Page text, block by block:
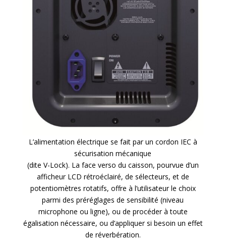
L’alimentation électrique se fait par un cordon IEC à
sécurisation mécanique
(dite V-Lock). La face verso du caisson, pourvue d’un
afficheur LCD rétroéclairé, de sélecteurs, et de
potentiomètres rotatifs, offre à l’utilisateur le choix
parmi des préréglages de sensibilité (niveau
microphone ou ligne), ou de procéder à toute
égalisation nécessaire, ou d’appliquer si besoin un effet
de réverbération.